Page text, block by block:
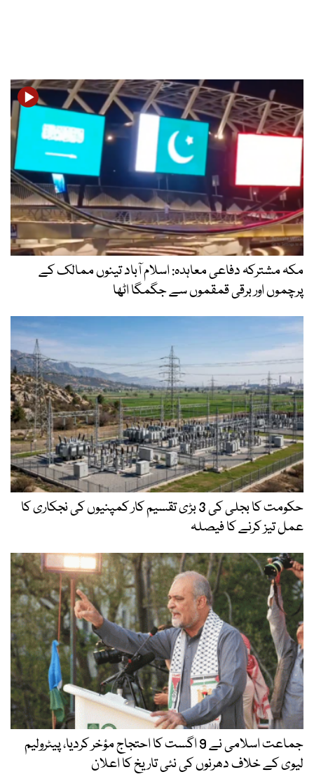
مکہ مشترکہ دفاعی معاہدہ: اسلام آباد تینوں ممالک کے
پرچموں اور برقی قمقموں سے جگمگا اٹھا
حکومت کا بجلی کی 3 بڑی تقسیم کار کمپنیوں کی نجکاری کا
عمل تیز کرنے کا فیصلہ
جماعت اسلامی نے 9 اگست کا احتجاج مؤخر کردیا، پیٹرولیم
لیوی کے خلاف دھرنوں کی نئی تاریخ کا اعلان